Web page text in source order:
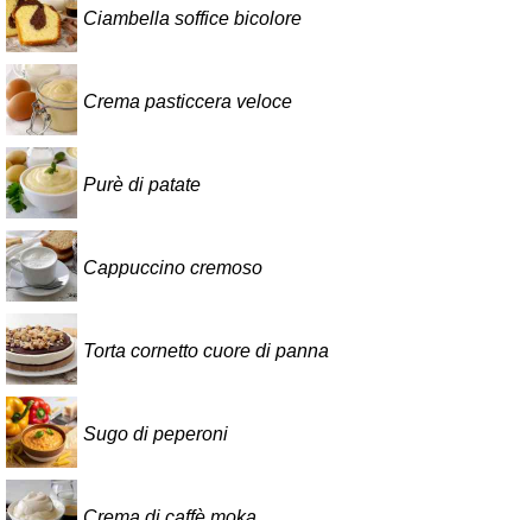
Ciambella soffice bicolore
Crema pasticcera veloce
Purè di patate
Cappuccino cremoso
Torta cornetto cuore di panna
Sugo di peperoni